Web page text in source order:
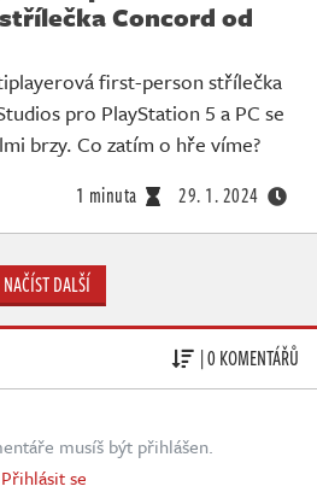
Concord od
first-person střílečka
pro PlayStation 5 a PC se
brzy. Co zatím o hře víme?
1 minuta 29. 1. 2024
NAČÍST DALŠÍ
| 0 KOMENTÁŘŮ
musíš být přihlášen.
Přihlásit se